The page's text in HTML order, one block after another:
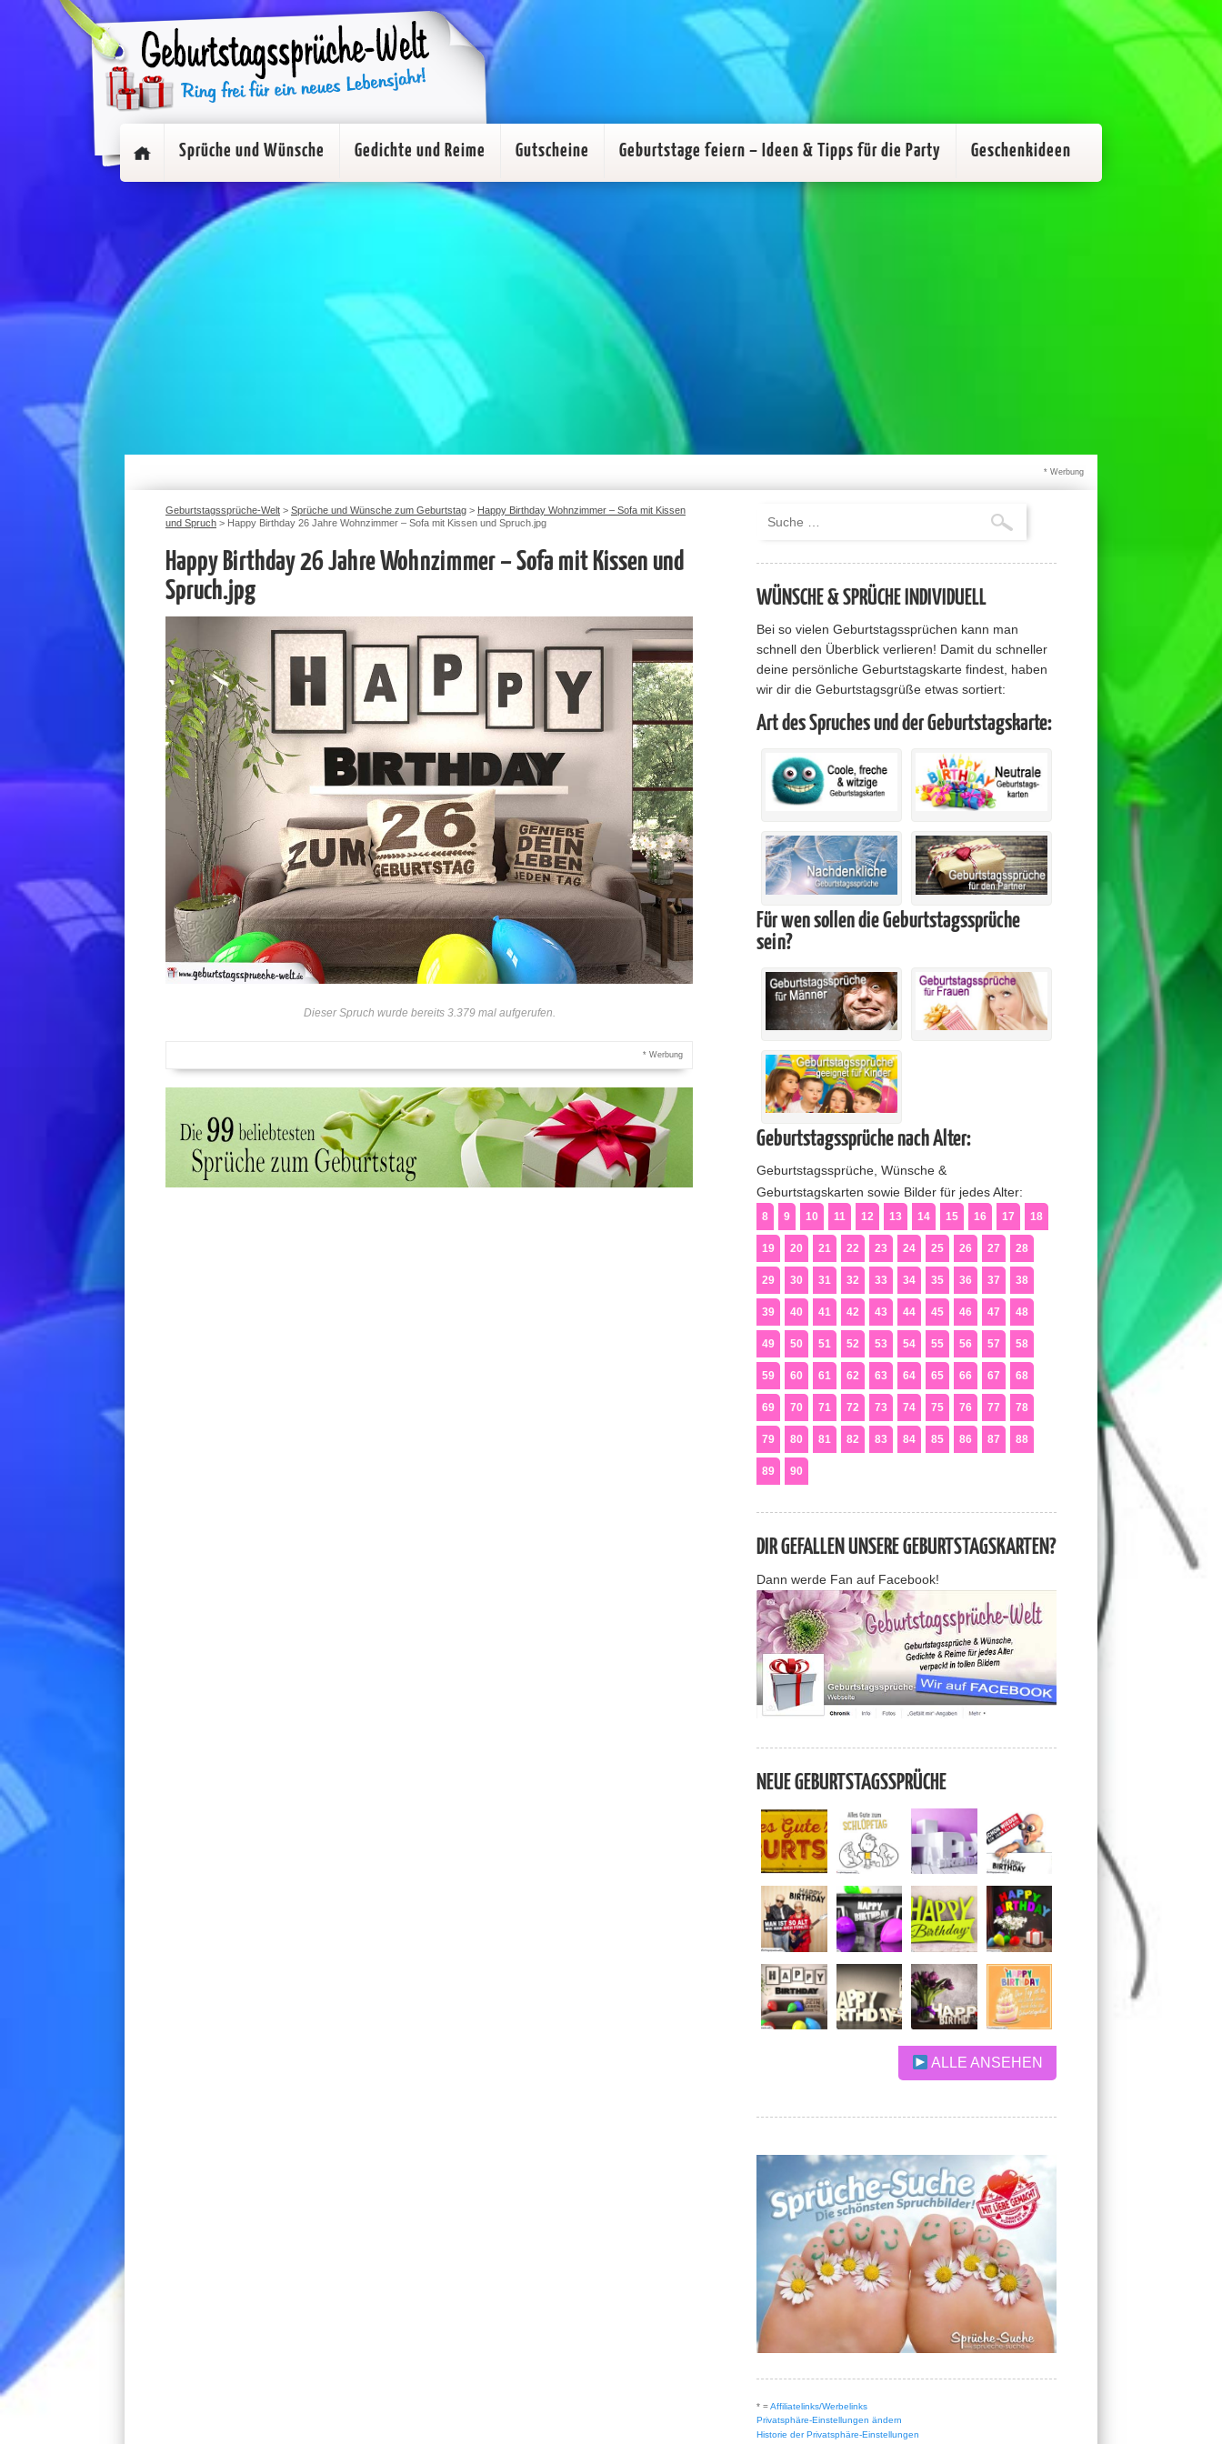
Sprüche und Wünsche Gedichte und Reime Gutscheine Geburtstage feiern – Ideen & Tipps für die Party Geschenkideen
* Werbung
Geburtstagssprüche-Welt > Sprüche und Wünsche zum Geburtstag > Happy Birthday Wohnzimmer – Sofa mit Kissen
und Spruch > Happy Birthday 26 Jahre Wohnzimmer – Sofa mit Kissen und Spruch.jpg
Happy Birthday 26 Jahre Wohnzimmer – Sofa mit Kissen und
Spruch.jpg
Dieser Spruch wurde bereits 3.379 mal aufgerufen.
* Werbung
WÜNSCHE & SPRÜCHE INDIVIDUELL
Bei so vielen Geburtstagssprüchen kann man
schnell den Überblick verlieren! Damit du schneller
deine persönliche Geburtstagskarte findest, haben
wir dir die Geburtstagsgrüße etwas sortiert:
Art des Spruches und der Geburtstagskarte:
Für wen sollen die Geburtstagssprüche
sein?
Geburtstagssprüche nach Alter:
Geburtstagssprüche, Wünsche &
Geburtstagskarten sowie Bilder für jedes Alter:
8 9 10 11 12 13 14 15 16 17 18
19 20 21 22 23 24 25 26 27 28
29 30 31 32 33 34 35 36 37 38
39 40 41 42 43 44 45 46 47 48
49 50 51 52 53 54 55 56 57 58
59 60 61 62 63 64 65 66 67 68
69 70 71 72 73 74 75 76 77 78
79 80 81 82 83 84 85 86 87 88
89 90
DIR GEFALLEN UNSERE GEBURTSTAGSKARTEN?
Dann werde Fan auf Facebook!
NEUE GEBURTSTAGSSPRÜCHE
ALLE ANSEHEN
* =Affiliatelinks/Werbelinks
Privatsphäre-Einstellungen ändern
Historie der Privatsphäre-Einstellungen